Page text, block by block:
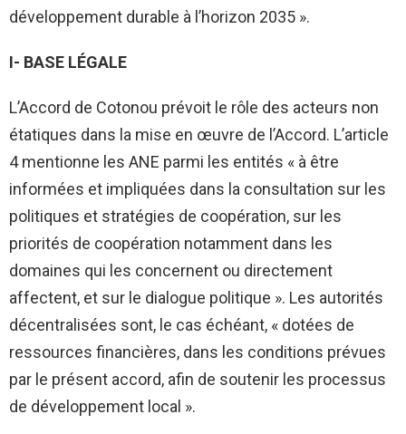
développement durable à l’horizon 2035 ».
I- BASE LÉGALE
L’Accord de Cotonou prévoit le rôle des acteurs non
étatiques dans la mise en œuvre de l’Accord. L’article
4 mentionne les ANE parmi les entités « à être
informées et impliquées dans la consultation sur les
politiques et stratégies de coopération, sur les
priorités de coopération notamment dans les
domaines qui les concernent ou directement
affectent, et sur le dialogue politique ». Les autorités
décentralisées sont, le cas échéant, « dotées de
ressources financières, dans les conditions prévues
par le présent accord, afin de soutenir les processus
de développement local ».